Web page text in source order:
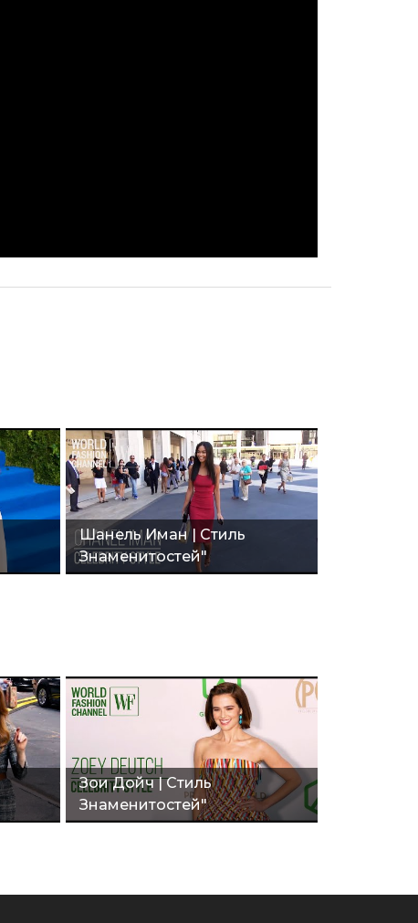
Шанель Иман | Стиль
Знаменитостей"
Зои Дойч | Стиль
Знаменитостей"